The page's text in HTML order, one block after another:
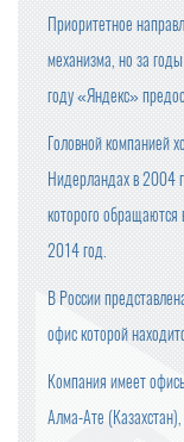
Приоритетное
механизма, но за
году «Яндекс»
Головной компанией
Нидерландах в 2004
которого
2014 год.
В России
офис которой
Компания имеет
Алма-Ате